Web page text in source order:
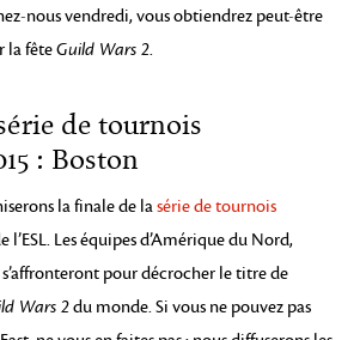
nous vendredi, vous obtiendrez peut-être
la fêteGuild Wars 2.
de tournois
: Boston
la finale de lasérie de tournois
l’ESL. Les équipes d’Amérique du Nord,
s’affronteront pour décrocher le titre de
Wars 2du monde. Si vous ne pouvez pas